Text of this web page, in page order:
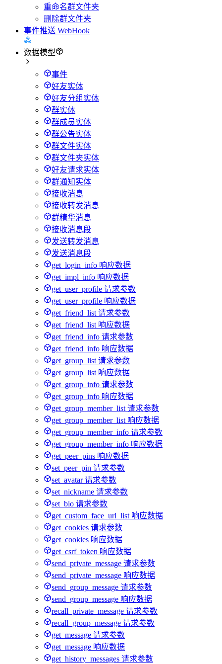
重命名群文件夹
删除群文件夹
事件推送 WebHook
数据模型
事件
好友实体
好友分组实体
群实体
群成员实体
群公告实体
群文件实体
群文件夹实体
好友请求实体
群通知实体
接收消息
接收转发消息
群精华消息
接收消息段
发送转发消息
发送消息段
get_login_info 响应数据
get_impl_info 响应数据
get_user_profile 请求参数
get_user_profile 响应数据
get_friend_list 请求参数
get_friend_list 响应数据
get_friend_info 请求参数
get_friend_info 响应数据
get_group_list 请求参数
get_group_list 响应数据
get_group_info 请求参数
get_group_info 响应数据
get_group_member_list 请求参数
get_group_member_list 响应数据
get_group_member_info 请求参数
get_group_member_info 响应数据
get_peer_pins 响应数据
set_peer_pin 请求参数
set_avatar 请求参数
set_nickname 请求参数
set_bio 请求参数
get_custom_face_url_list 响应数据
get_cookies 请求参数
get_cookies 响应数据
get_csrf_token 响应数据
send_private_message 请求参数
send_private_message 响应数据
send_group_message 请求参数
send_group_message 响应数据
recall_private_message 请求参数
recall_group_message 请求参数
get_message 请求参数
get_message 响应数据
get_history_messages 请求参数